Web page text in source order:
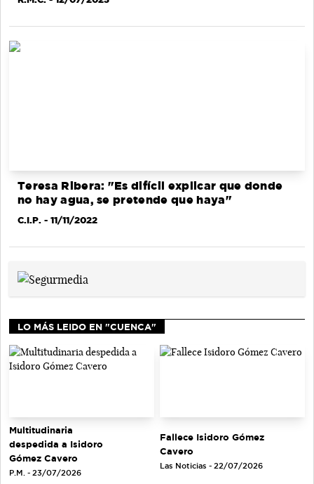
Teresa Ribera: "Es difícil explicar que donde
no hay agua, se pretende que haya"
C.I.P. - 11/11/2022
LO MÁS LEIDO EN "CUENCA"
Multitudinaria
despedida a Isidoro
Gómez Cavero
P.M. - 23/07/2026
Fallece Isidoro Gómez
Cavero
Las Noticias - 22/07/2026